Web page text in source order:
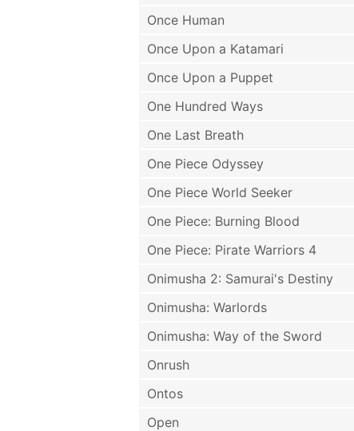
Once Human
Once Upon a Katamari
Once Upon a Puppet
One Hundred Ways
One Last Breath
One Piece Odyssey
One Piece World Seeker
One Piece: Burning Blood
One Piece: Pirate Warriors 4
Onimusha 2: Samurai's Destiny
Onimusha: Warlords
Onimusha: Way of the Sword
Onrush
Ontos
Open